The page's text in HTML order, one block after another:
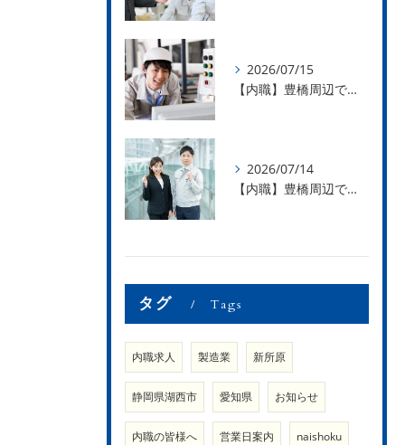
2026/07/15
【内職】豊橋周辺で内職のお仕事を探している方募集中！【急な学級閉鎖も安心】
2026/07/14
【内職】豊橋周辺で内職のお仕事を探している方募集中！【内職さまのお声②】
タグ Tags
内職求人 製造業 新所原
静岡県湖西市 愛知県 お知らせ
内職の皆様へ 営業日案内 naishoku